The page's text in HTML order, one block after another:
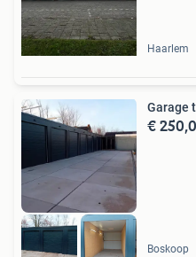
Haarlem
Garage
€
Boskoop